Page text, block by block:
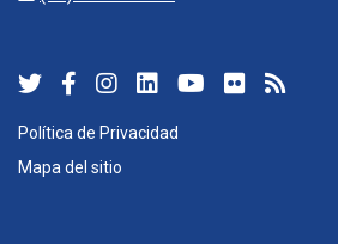
Política de Privacidad
Mapa del sitio